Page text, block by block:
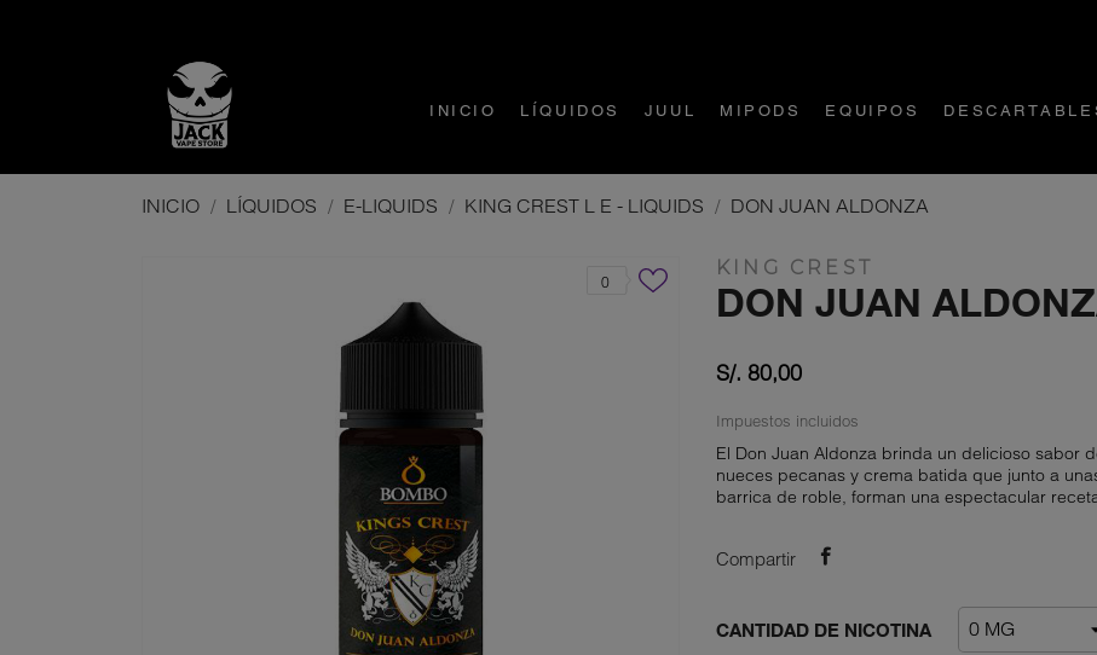
INICIO LÍQUIDOS JUUL MIPODS EQUIPOS
INICIO LÍQUIDOS E-LIQUIDS KING CREST L E - LIQUIDS DON JUAN ALDONZA
0
KING CREST
DON JUAN
S/. 80,00
Impuestos incluidos
El Don Juan Aldonza brinda un delicioso sabor
nueces pecanas y crema batida que junto a
barrica de roble, forman una espectacular
Compartir
CANTIDAD DE NICOTINA